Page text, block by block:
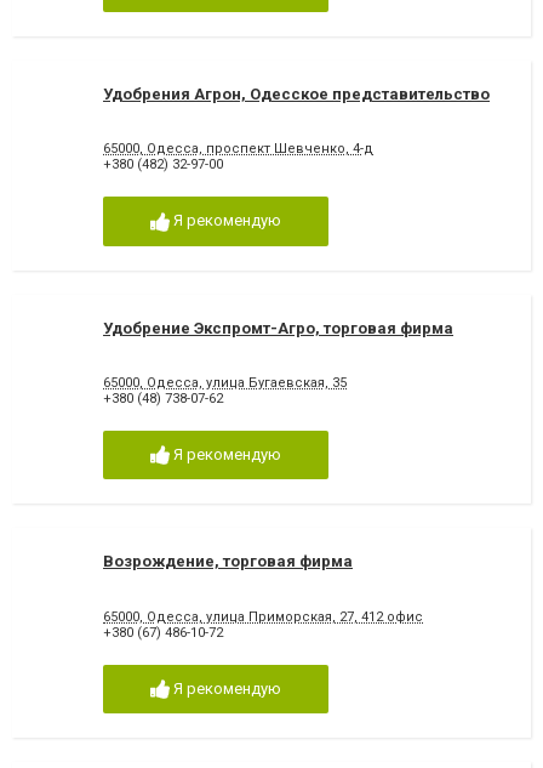
Удобрения Агрон, Одесское представительство
65000, Одесса, проспект Шевченко, 4-д
+380 (482) 32-97-00
Я рекомендую
Удобрение Экспромт-Агро, торговая фирма
65000, Одесса, улица Бугаевская, 35
+380 (48) 738-07-62
Я рекомендую
Возрождение, торговая фирма
65000, Одесса, улица Приморская, 27, 412 офис
+380 (67) 486-10-72
Я рекомендую